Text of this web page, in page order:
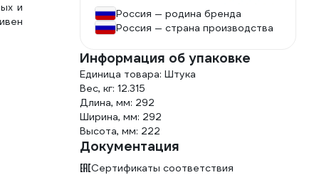
и
Россия — родина бренда
Россия — страна производства
Информация об упаковке
Единица товара: Штука
Вес, кг: 12.315
Длина, мм: 292
Ширина, мм: 292
Высота, мм: 222
Документация
Сертификаты соответствия